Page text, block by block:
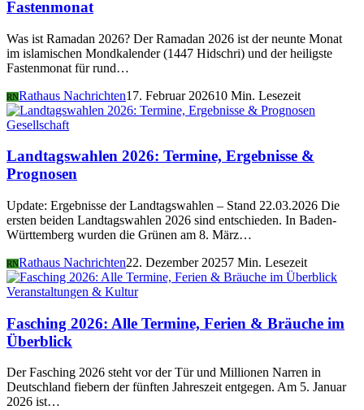
Fastenmonat
Was ist Ramadan 2026? Der Ramadan 2026 ist der neunte Monat
im islamischen Mondkalender (1447 Hidschri) und der heiligste
Fastenmonat für rund…
RNRathaus Nachrichten17. Februar 202610 Min. Lesezeit
Gesellschaft
Landtagswahlen 2026: Termine, Ergebnisse &
Prognosen
Update: Ergebnisse der Landtagswahlen – Stand 22.03.2026 Die
ersten beiden Landtagswahlen 2026 sind entschieden. In Baden-
Württemberg wurden die Grünen am 8. März…
RNRathaus Nachrichten22. Dezember 20257 Min. Lesezeit
Veranstaltungen & Kultur
Fasching 2026: Alle Termine, Ferien & Bräuche im
Überblick
Der Fasching 2026 steht vor der Tür und Millionen Narren in
Deutschland fiebern der fünften Jahreszeit entgegen. Am 5. Januar
2026 ist…